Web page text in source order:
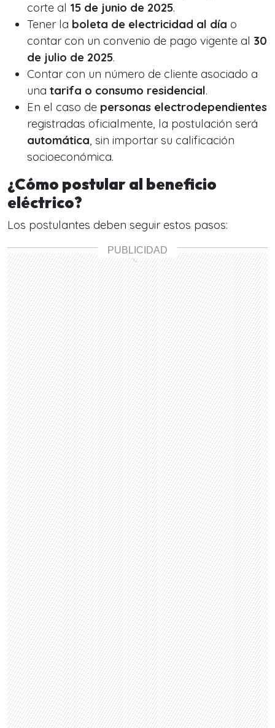
corte al 15 de junio de 2025.
Tener la boleta de electricidad al día o
contar con un convenio de pago vigente al 30
de julio de 2025.
Contar con un número de cliente asociado a
una tarifa o consumo residencial.
En el caso de personas electrodependientes
registradas oficialmente, la postulación será
automática, sin importar su calificación
socioeconómica.
¿Cómo postular al beneficio
eléctrico?
Los postulantes deben seguir estos pasos: